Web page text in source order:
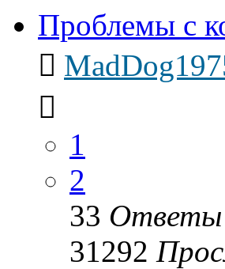
Проблемы с
1
2
33 Ответы
31292